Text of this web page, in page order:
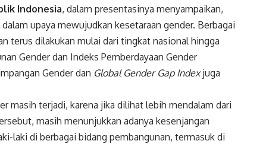
Indonesia, dalam presentasinya menyampaikan,
upaya mewujudkan kesetaraan gender. Berbagai
terus dilakukan mulai dari tingkat nasional hingga
Gender dan Indeks Pemberdayaan Gender
Gender dan Global Gender Gap Indexjuga
masih terjadi, karena jika dilihat lebih mendalam dari
masih menunjukkan adanya kesenjangan
laki di berbagai bidang pembangunan, termasuk di